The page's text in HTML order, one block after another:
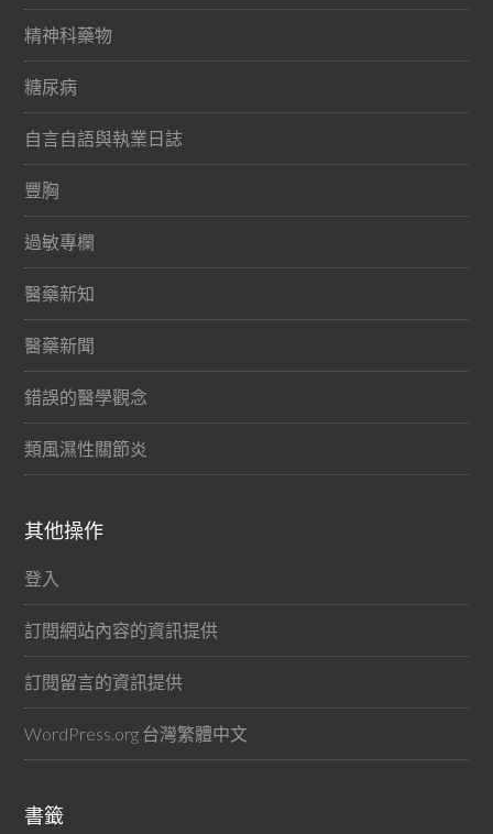
精神科藥物
糖尿病
自言自語與執業日誌
豐胸
過敏專欄
醫藥新知
醫藥新聞
錯誤的醫學觀念
類風濕性關節炎
其他操作
登入
訂閱網站內容的資訊提供
訂閱留言的資訊提供
WordPress.org 台灣繁體中文
書籤